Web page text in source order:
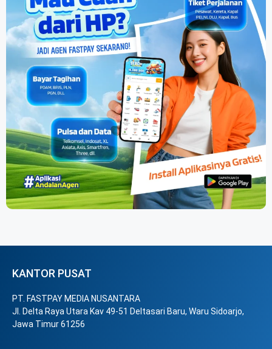
KANTOR PUSAT
PT. FASTPAY MEDIA NUSANTARA
Jl. Delta Raya Utara Kav 49-51 Deltasari Baru, Waru Sidoarjo,
Jawa Timur 61256